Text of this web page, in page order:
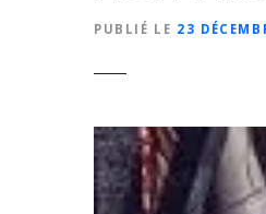
PUBLIÉ LE 23